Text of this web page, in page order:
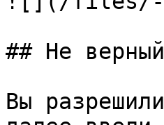
## Не
Вы